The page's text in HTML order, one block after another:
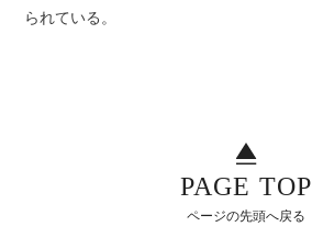
られている。
PAGE TOP
ページの先頭へ戻る